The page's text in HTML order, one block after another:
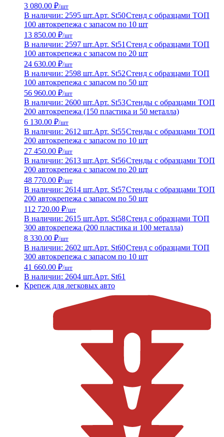
3 080.00 ₽/шт
В наличии: 2595 шт.Арт. St50Стенд с образцами ТОП
100 автокрепежа с запасом по 10 шт
13 850.00 ₽/шт
В наличии: 2597 шт.Арт. St51 Стенд с образцами ТОП
100 автокрепежа с запасом по 20 шт
24 630.00 ₽/шт
В наличии: 2598 шт.Арт. St52Стенд с образцами ТОП
100 автокрепежа с запасом по 50 шт
56 960.00 ₽/шт
В наличии: 2600 шт.Арт. St53Стенды с образцами ТОП
200 автокрепежа (150 пластика и 50 металла)
6 130.00 ₽/шт
В наличии: 2612 шт.Арт. St55Стенды с образцами ТОП
200 автокрепежа с запасом по 10 шт
27 450.00 ₽/шт
В наличии: 2613 шт.Арт. St56Стенды с образцами ТОП
200 автокрепежа с запасом по 20 шт
48 770.00 ₽/шт
В наличии: 2614 шт.Арт. St57Стенды с образцами ТОП
200 автокрепежа с запасом по 50 шт
112 720.00 ₽/шт
В наличии: 2615 шт.Арт. St58Стенд с образцами ТОП
300 автокрепежа (200 пластика и 100 металла)
8 330.00 ₽/шт
В наличии: 2602 шт.Арт. St60Стенд с образцами ТОП
300 автокрепежа с запасом по 10 шт
41 660.00 ₽/шт
В наличии: 2604 шт.Арт. St61
Крепеж для легковых авто